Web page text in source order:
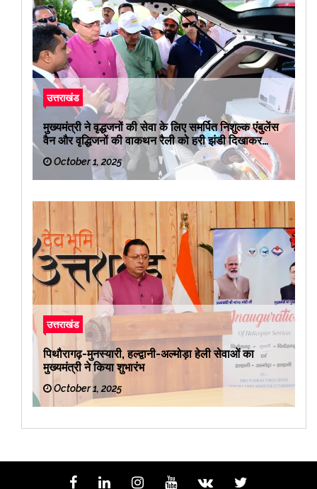
उत्तराखंड
मुख्यमंत्री ने वृद्धजनों की सेवा के लिए समर्पित निशुल्क एंबुलेंस
वैन और वृद्धिजनों की वाकथन रैली को हरी झंडी दिखाकर
रवाना किया
October 1, 2025
उत्तराखंड
पिथौरागढ़-मुनस्यारी, हल्द्वानी-अल्मोड़ा हेली सेवाओं का
मुख्यमंत्री ने किया शुभारंभ
October 1, 2025